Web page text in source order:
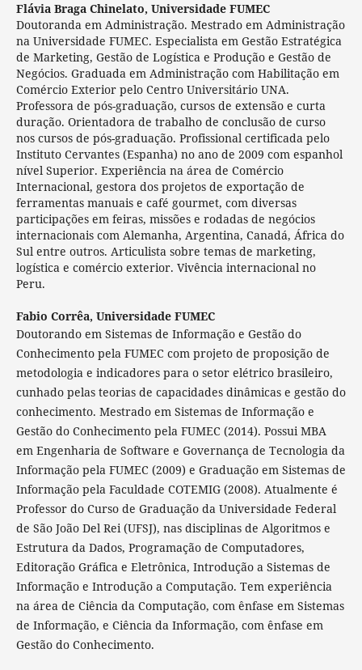
Flávia Braga Chinelato, Universidade FUMEC
Doutoranda em Administração. Mestrado em Administração
na Universidade FUMEC. Especialista em Gestão Estratégica
de Marketing, Gestão de Logística e Produção e Gestão de
Negócios. Graduada em Administração com Habilitação em
Comércio Exterior pelo Centro Universitário UNA.
Professora de pós-graduação, cursos de extensão e curta
duração. Orientadora de trabalho de conclusão de curso
nos cursos de pós-graduação. Profissional certificada pelo
Instituto Cervantes (Espanha) no ano de 2009 com espanhol
nível Superior. Experiência na área de Comércio
Internacional, gestora dos projetos de exportação de
ferramentas manuais e café gourmet, com diversas
participações em feiras, missões e rodadas de negócios
internacionais com Alemanha, Argentina, Canadá, África do
Sul entre outros. Articulista sobre temas de marketing,
logística e comércio exterior. Vivência internacional no
Peru.
Fabio Corrêa, Universidade FUMEC
Doutorando em Sistemas de Informação e Gestão do
Conhecimento pela FUMEC com projeto de proposição de
metodologia e indicadores para o setor elétrico brasileiro,
cunhado pelas teorias de capacidades dinâmicas e gestão do
conhecimento. Mestrado em Sistemas de Informação e
Gestão do Conhecimento pela FUMEC (2014). Possui MBA
em Engenharia de Software e Governança de Tecnologia da
Informação pela FUMEC (2009) e Graduação em Sistemas de
Informação pela Faculdade COTEMIG (2008). Atualmente é
Professor do Curso de Graduação da Universidade Federal
de São João Del Rei (UFSJ), nas disciplinas de Algoritmos e
Estrutura da Dados, Programação de Computadores,
Editoração Gráfica e Eletrônica, Introdução a Sistemas de
Informação e Introdução a Computação. Tem experiência
na área de Ciência da Computação, com ênfase em Sistemas
de Informação, e Ciência da Informação, com ênfase em
Gestão do Conhecimento.